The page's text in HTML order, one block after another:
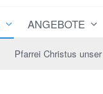
ANGEBOTE
Pfarrei Christus